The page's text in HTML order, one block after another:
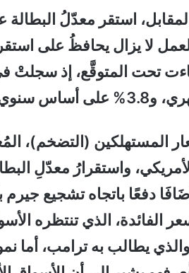
لا يزال يحافظُ على
أساس سنوي.
المستهلكين (التضخم)،
واستقرارُ معدّلِ
دفعًا باتجاه تشجيع
الفائدة، الذي تنتظره
يطالب به ترامب، أما